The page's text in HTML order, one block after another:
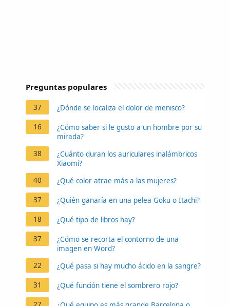
Preguntas populares
37 ¿Dónde se localiza el dolor de menisco?
16
¿Cómo saber si le gusto a un hombre por su
mirada?
38
¿Cuánto duran los auriculares inalámbricos
Xiaomi?
40
¿Qué color atrae más a las mujeres?
37 ¿Quién ganaría en una pelea Goku o Itachi?
18 ¿Qué tipo de libros hay?
37
¿Cómo se recorta el contorno de una
imagen en Word?
22
¿Qué pasa si hay mucho ácido en la sangre?
31 ¿Qué función tiene el sombrero rojo?